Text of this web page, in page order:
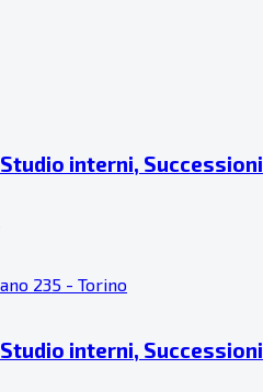
interni, Successioni
235 - Torino
interni, Successioni